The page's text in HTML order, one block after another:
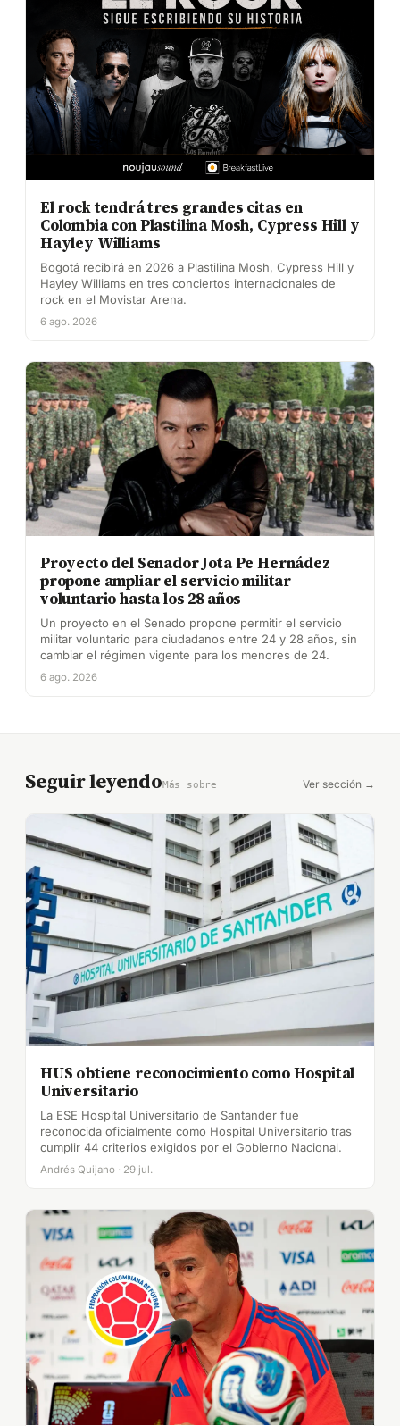
El rock tendrá tres grandes citas en
Colombia con Plastilina Mosh, Cypress Hill y
Hayley Williams
Bogotá recibirá en 2026 a Plastilina Mosh, Cypress Hill y
Hayley Williams en tres conciertos internacionales de
rock en el Movistar Arena.
6 ago. 2026
Proyecto del Senador Jota Pe Hernádez
propone ampliar el servicio militar
voluntario hasta los 28 años
Un proyecto en el Senado propone permitir el servicio
militar voluntario para ciudadanos entre 24 y 28 años, sin
cambiar el régimen vigente para los menores de 24.
6 ago. 2026
Seguir leyendoMás sobre Ver sección →
HUS obtiene reconocimiento como Hospital
Universitario
La ESE Hospital Universitario de Santander fue
reconocida oficialmente como Hospital Universitario tras
cumplir 44 criterios exigidos por el Gobierno Nacional.
Andrés Quijano · 29 jul.